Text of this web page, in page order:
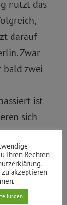
nutzt das
darauf
Zwar
bald zwei
ist
sich
Ihren Rechten
zu akzeptieren